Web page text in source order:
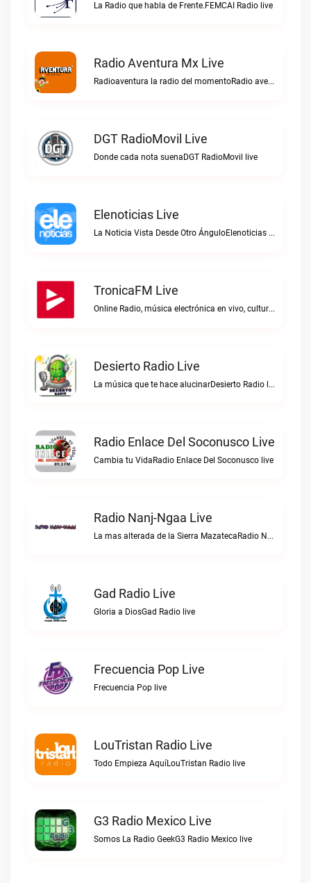
La Radio que habla de Frente.FEMCAI Radio live
Radio Aventura Mx Live
Radioaventura la radio del momentoRadio aventura mx live
DGT RadioMovil Live
Donde cada nota suenaDGT RadioMovil live
Elenoticias Live
La Noticia Vista Desde Otro ÁnguloElenoticias live
TronicaFM Live
Online Radio, música electrónica en vivo, cultura electrónica, Top 10 semanal, videos, descargasTronicaFM live
Desierto Radio Live
La música que te hace alucinarDesierto Radio live
Radio Enlace Del Soconusco Live
Cambia tu VidaRadio Enlace Del Soconusco live
Radio Nanj-Ngaa Live
La mas alterada de la Sierra MazatecaRadio Nanj-Ngaa live
Gad Radio Live
Gloria a DiosGad Radio live
Frecuencia Pop Live
Frecuencia Pop live
LouTristan Radio Live
Todo Empieza AquíLouTristan Radio live
G3 Radio Mexico Live
Somos La Radio GeekG3 Radio Mexico live